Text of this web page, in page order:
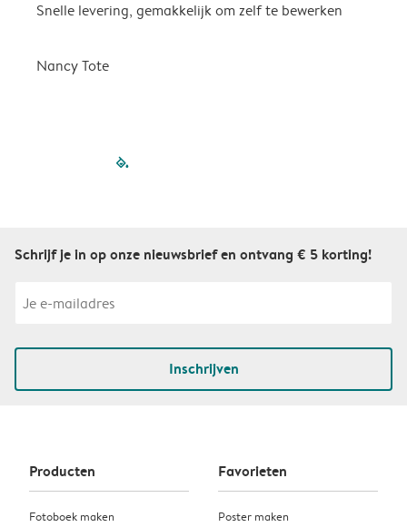
Snelle levering, gemakkelijk om zelf te bewerken
Nancy Tote
filled-pagination
Schrijf je in op onze nieuwsbrief en ontvang € 5 korting!
Inschrijven
Producten
Fotoboek maken
Favorieten
Poster maken